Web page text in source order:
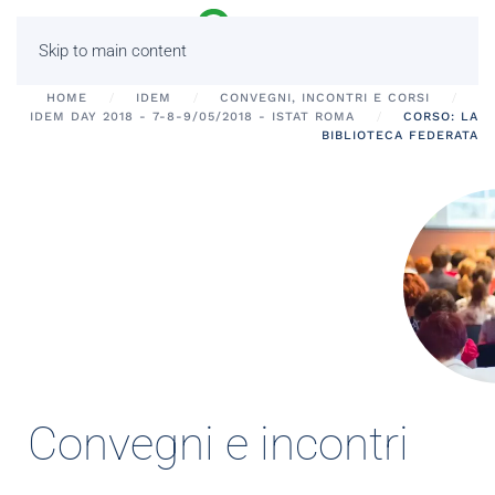
Skip to main content
HOME IDEM
CONVEGNI, INCONTRI E CORSI
IDEM DAY 2018 - 7-8-9/05/2018 - ISTAT ROMA
CORSO: LA
BIBLIOTECA FEDERATA
Convegni e incontri